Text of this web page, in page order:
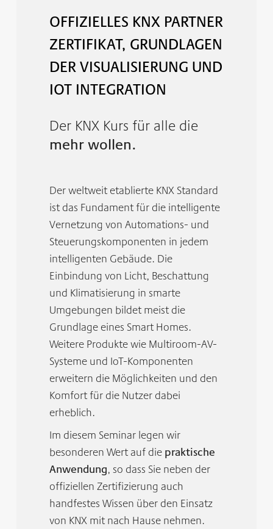
­OFFIZIELLES KNX PARTNER
ZERTIFIKAT, GRUNDLAGEN
DER VISUALISIERUNG UND
IOT INTEGRATION
Der KNX Kurs für alle die
mehr wollen.
Der weltweit etablierte KNX Standard
ist das Fundament für die intelligente
Vernetzung von Automations- und
Steuerungskomponenten in jedem
intelligenten Gebäude. Die
Einbindung von Licht, Beschattung
und Klimatisierung in smarte
Umgebungen bildet meist die
Grundlage eines Smart Homes.
Weitere Produkte wie Multiroom-AV-
Systeme und IoT-Komponenten
erweitern die Möglichkeiten und den
Komfort für die Nutzer dabei
erheblich.
Im diesem Seminar legen wir
besonderen Wert auf diepraktische
Anwendung, so dass Sie neben der
offiziellen Zertifizierung auch
handfestes Wissen über den Einsatz
von KNX mit nach Hause nehmen.